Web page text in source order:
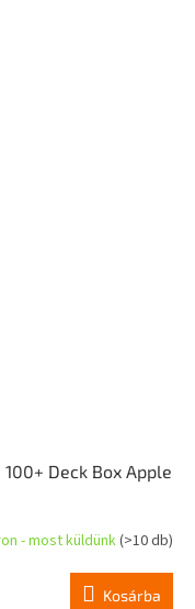
Deck Box Apple
- most küldünk(>10 db)
Kosárba